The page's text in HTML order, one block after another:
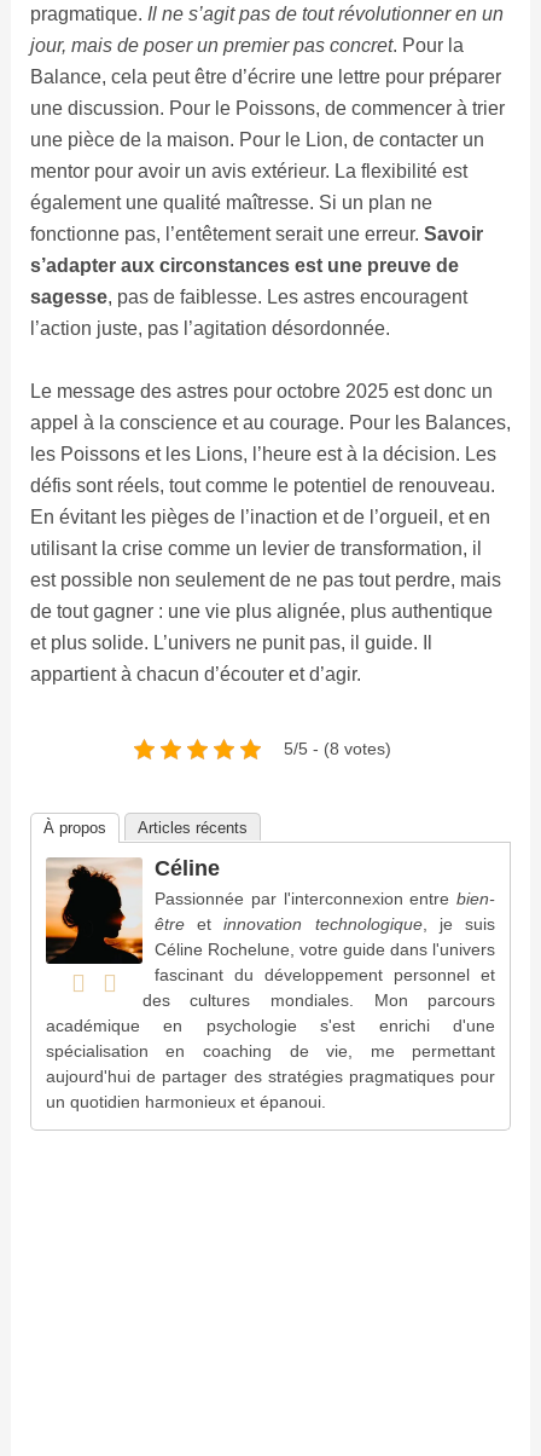
pragmatique. Il ne s’agit pas de tout révolutionner en un
jour, mais de poser un premier pas concret. Pour la
Balance, cela peut être d’écrire une lettre pour préparer
une discussion. Pour le Poissons, de commencer à trier
une pièce de la maison. Pour le Lion, de contacter un
mentor pour avoir un avis extérieur. La flexibilité est
également une qualité maîtresse. Si un plan ne
fonctionne pas, l’entêtement serait une erreur. Savoir
s’adapter aux circonstances est une preuve de
sagesse, pas de faiblesse. Les astres encouragent
l’action juste, pas l’agitation désordonnée.
Le message des astres pour octobre 2025 est donc un
appel à la conscience et au courage. Pour les Balances,
les Poissons et les Lions, l’heure est à la décision. Les
défis sont réels, tout comme le potentiel de renouveau.
En évitant les pièges de l’inaction et de l’orgueil, et en
utilisant la crise comme un levier de transformation, il
est possible non seulement de ne pas tout perdre, mais
de tout gagner : une vie plus alignée, plus authentique
et plus solide. L’univers ne punit pas, il guide. Il
appartient à chacun d’écouter et d’agir.
5/5 - (8 votes)
À propos Articles récents
Céline
Passionnée par l'interconnexion entrebien-
êtreetinnovation technologique, je suis
Céline Rochelune, votre guide dans l'univers
fascinant du développement personnel et
des cultures mondiales. Mon parcours
académique en psychologie s'est enrichi d'une
spécialisation en coaching de vie, me permettant
aujourd'hui de partager des stratégies pragmatiques pour
un quotidien harmonieux et épanoui.